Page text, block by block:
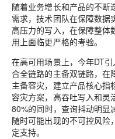
随着业务增长和产品的不
需求，技术团队在保障数据
高压力的写入，在保障整体
用上面临更严格的考验。
在高可用场景上，今年DT
合全链路的主备双链路，在
主备容灾，建立产品核心指
容灾方案，高吞吐写入和灵
80%的同时，查询抖动明显
随时可能出现的不可控风险
定支持。